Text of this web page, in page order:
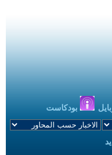
بودكاست